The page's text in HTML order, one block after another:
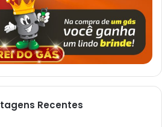
Recentes